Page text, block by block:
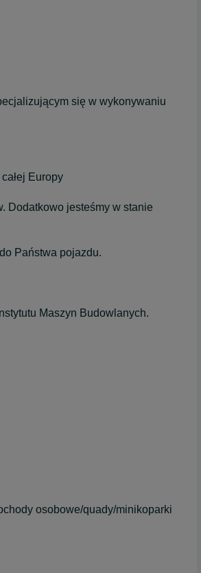
się w wykonywaniu
Europy
Dodatkowo jesteśmy w stanie
Państwa pojazdu.
Maszyn Budowlanych.
osobowe/quady/minikoparki